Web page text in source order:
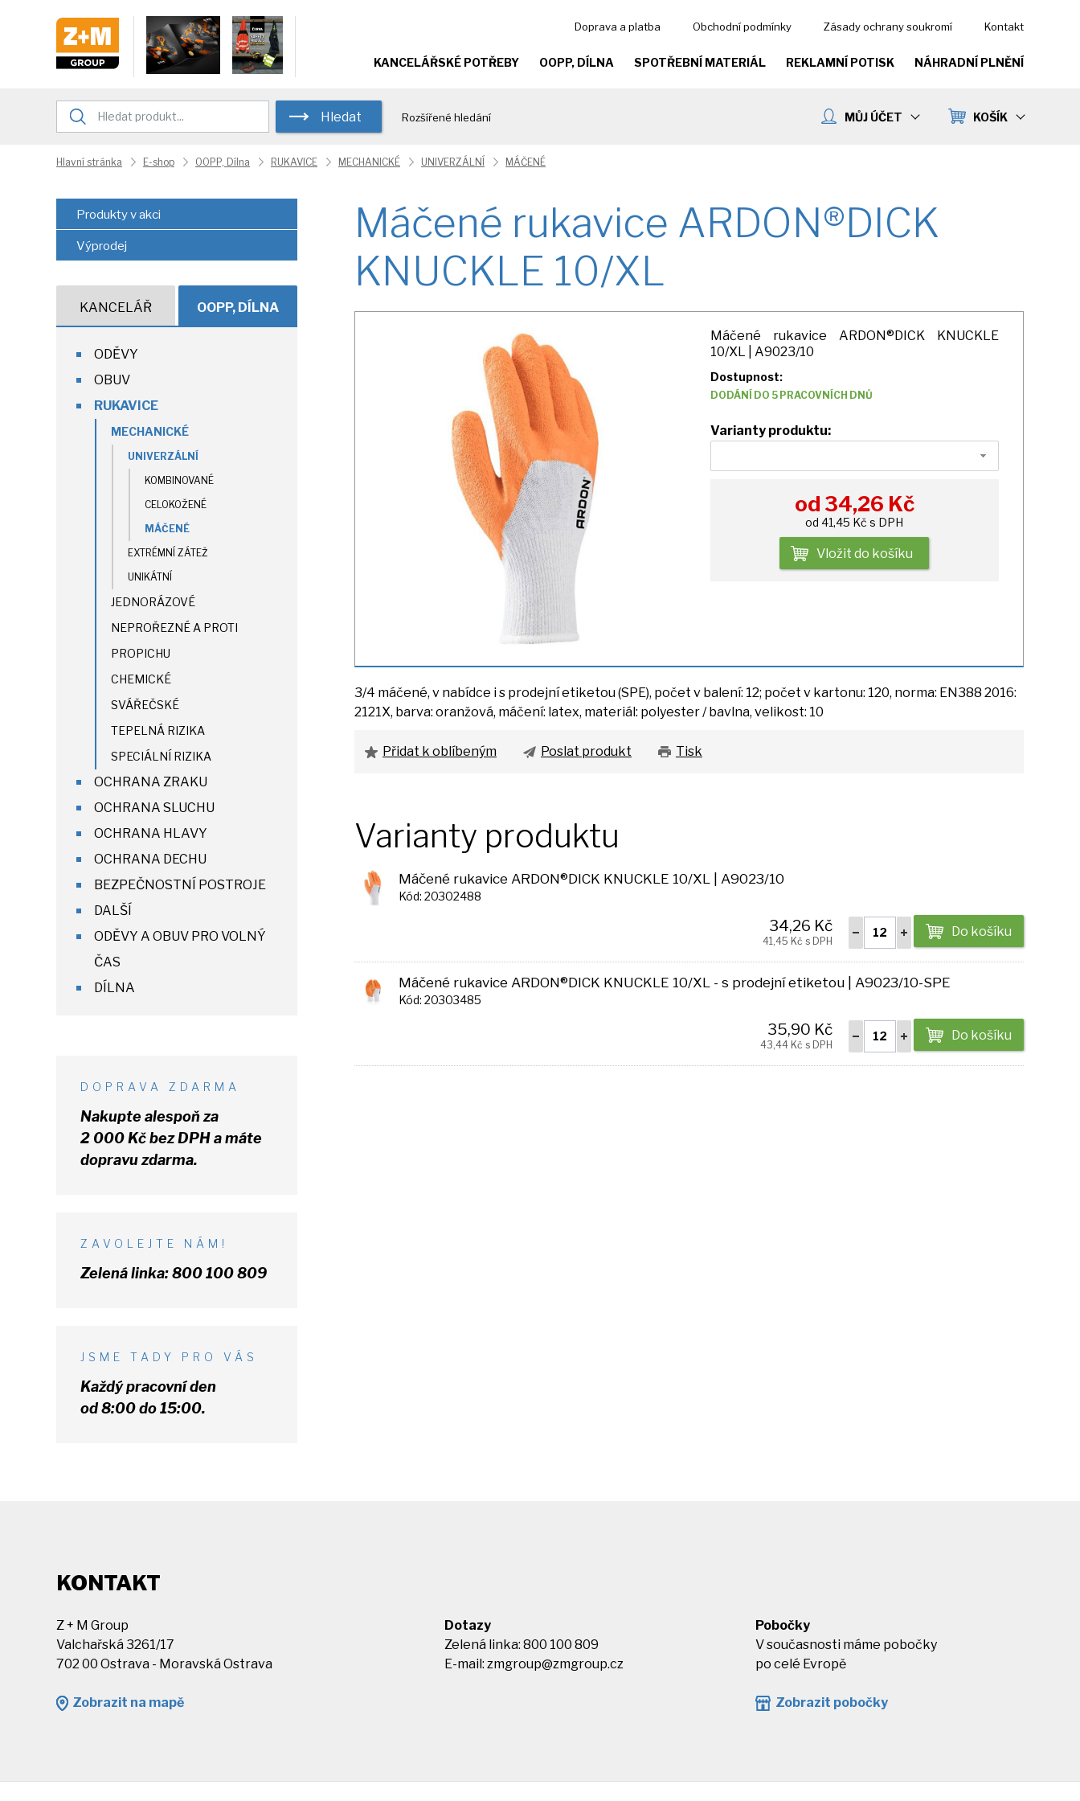
Doprava a platba Obchodní podmínky Zásady ochrany soukromí Kontakt
KANCELÁŘSKÉ POTŘEBY OOPP, DÍLNA SPOTŘEBNÍ MATERIÁL REKLAMNÍ POTISK NÁHRADNÍ PLNĚNÍ
Hledat Rozšířené hledání KOŠÍK
MŮJ ÚČET
Hlavní stránka E-shop OOPP, Dílna RUKAVICE MECHANICKÉ UNIVERZÁLNÍ MÁČENÉ
Máčené rukavice ARDON®DICK
KNUCKLE 10/XL
Máčené rukavice ARDON®DICK KNUCKLE
10/XL | A9023/10
Dostupnost:
DODÁNÍ DO 5 PRACOVNÍCH DNŮ
Varianty produktu:
od 34,26 Kč
od 41,45 Kč s DPH
Vložit do košíku
3/4 máčené, v nabídce is prodejní etiketou (SPE), počet v balení: 12; počet v kartonu: 120, norma: EN388 2016:
2121X, barva: oranžová, máčení: latex, materiál: polyester / bavlna, velikost: 10
Přidat k oblíbeným Poslat produkt Tisk
Varianty produktu
Máčené rukavice ARDON®DICK KNUCKLE 10/XL | A9023/10
Kód: 20302488
Do košíku
34,26 Kč
41,45 Kč s DPH
Máčené rukavice ARDON®DICK KNUCKLE 10/XL - s prodejní etiketou | A9023/10-SPE
Kód: 20303485
Do košíku
35,90 Kč
43,44 Kč s DPH
Produkty v akci
Výprodej
KANCELÁŘ OOPP, DÍLNA
ODĚVY
OBUV
RUKAVICE
MECHANICKÉ
UNIVERZÁLNÍ
KOMBINOVANÉ
CELOKOŽENÉ
MÁČENÉ
EXTRÉMNÍ ZÁTEŽ
UNIKÁTNÍ
JEDNORÁZOVÉ
NEPROŘEZNÉ A PROTI
PROPICHU
CHEMICKÉ
SVÁŘEČSKÉ
TEPELNÁ RIZIKA
SPECIÁLNÍ RIZIKA
OCHRANA ZRAKU
OCHRANA SLUCHU
OCHRANA HLAVY
OCHRANA DECHU
BEZPEČNOSTNÍ POSTROJE
DALŠÍ
ODĚVY A OBUV PRO VOLNÝ
ČAS
DÍLNA
DOPRAVA ZDARMA
Nakupte alespoň za
2 000 Kčbez DPHa máte
dopravu zdarma.
ZAVOLEJTE NÁM!
Zelená linka:800 100 809
JSME TADY PRO VÁS
Každý pracovní den
od 8:00 do 15:00.
KONTAKT
Z + M Group
Valchařská 3261/17
702 00 Ostrava - Moravská Ostrava
Zobrazit na mapě
Dotazy
Zelená linka: 800 100 809
E-mail:zmgroup@zmgroup.cz
Pobočky
V současnosti máme pobočky
po celé Evropě
Zobrazit pobočky